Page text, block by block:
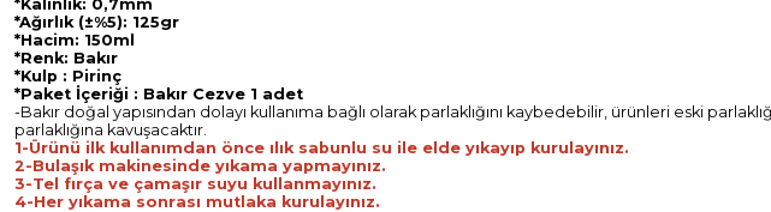
*Kalınlık: 0,7mm
*Ağırlık (±%5): 125gr
*Hacim: 150ml
*Renk: Bakır
*Kulp : Pirinç
*Paket İçeriği : Bakır Cezve 1 adet
-Bakır doğal yapısından dolayı kullanıma bağlı olarak parlaklığını kaybedebilir, ürünleri eski
parlaklığına kavuşacaktır.
1-Ürünü ilk kullanımdan önce ılık sabunlu su ile elde yıkayıp kurulayınız.
2-Bulaşık makinesinde yıkama yapmayınız.
3-Tel fırça ve çamaşır suyu kullanmayınız.
4-Her yıkama sonrası mutlaka kurulayınız.